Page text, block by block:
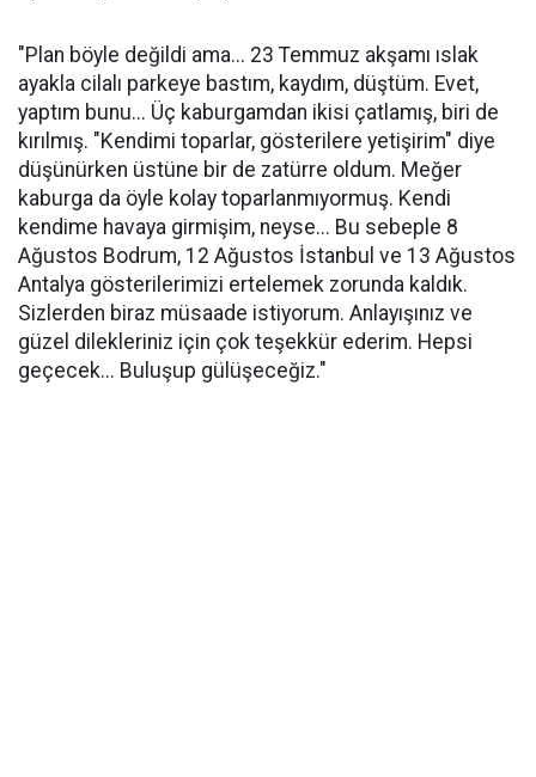
"Plan böyle değildi ama... 23 Temmuz akşamı ıslak
ayakla cilalı parkeye bastım, kaydım, düştüm. Evet,
yaptım bunu... Üç kaburgamdan ikisi çatlamış, biri de
kırılmış. "Kendimi toparlar, gösterilere yetişirim" diye
düşünürken üstüne bir de zatürre oldum. Meğer
kaburga da öyle kolay toparlanmıyormuş. Kendi
kendime havaya girmişim, neyse... Bu sebeple 8
Ağustos Bodrum, 12 Ağustos İstanbul ve 13 Ağustos
Antalya gösterilerimizi ertelemek zorunda kaldık.
Sizlerden biraz müsaade istiyorum. Anlayışınız ve
güzel dilekleriniz için çok teşekkür ederim. Hepsi
geçecek... Buluşup gülüşeceğiz."